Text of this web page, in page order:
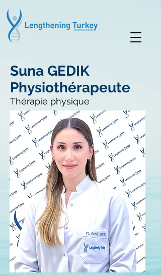
Suna GEDIK
Physiothérapeute
Thérapie physique